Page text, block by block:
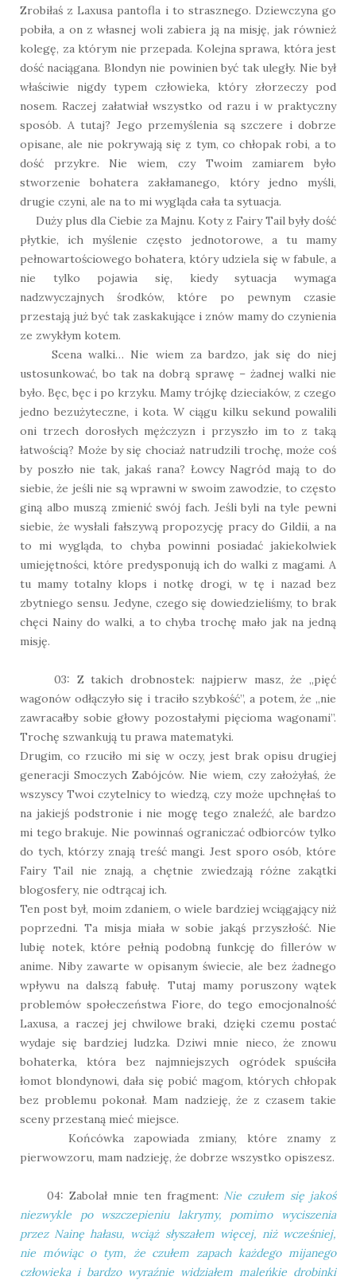
Zrobiłaś z Laxusa pantofla i to strasznego. Dziewczyna go
pobiła, a on z własnej woli zabiera ją na misję, jak również
kolegę, za którym nie przepada. Kolejna sprawa, która jest
dość naciągana. Blondyn nie powinien być tak uległy. Nie był
właściwie nigdy typem człowieka, który złorzeczy pod
nosem. Raczej załatwiał wszystko od razu i w praktyczny
sposób. A tutaj? Jego przemyślenia są szczere i dobrze
opisane, ale nie pokrywają się z tym, co chłopak robi, a to
dość przykre. Nie wiem, czy Twoim zamiarem było
stworzenie bohatera zakłamanego, który jedno myśli,
drugie czyni, ale na to mi wygląda cała ta sytuacja.
Duży plus dla Ciebie za Majnu. Koty z Fairy Tail były dość
płytkie, ich myślenie często jednotorowe, a tu mamy
pełnowartościowego bohatera, który udziela się w fabule, a
nie tylko pojawia się, kiedy sytuacja wymaga
nadzwyczajnych środków, które po pewnym czasie
przestają już być tak zaskakujące i znów mamy do czynienia
ze zwykłym kotem.
Scena walki… Nie wiem za bardzo, jak się do niej
ustosunkować, bo tak na dobrą sprawę – żadnej walki nie
było. Bęc, bęc i po krzyku. Mamy trójkę dzieciaków, z czego
jedno bezużyteczne, i kota. W ciągu kilku sekund powalili
oni trzech dorosłych mężczyzn i przyszło im to z taką
łatwością? Może by się chociaż natrudzili trochę, może coś
by poszło nie tak, jakaś rana? Łowcy Nagród mają to do
siebie, że jeśli nie są wprawni w swoim zawodzie, to często
giną albo muszą zmienić swój fach. Jeśli byli na tyle pewni
siebie, że wysłali fałszywą propozycję pracy do Gildii, a na
to mi wygląda, to chyba powinni posiadać jakiekolwiek
umiejętności, które predysponują ich do walki z magami. A
tu mamy totalny klops i notkę drogi, w tę i nazad bez
zbytniego sensu. Jedyne, czego się dowiedzieliśmy, to brak
chęci Nainy do walki, a to chyba trochę mało jak na jedną
misję.
03: Z takich drobnostek: najpierw masz, że „pięć
wagonów odłączyło się i traciło szybkość”, a potem, że „nie
zawracałby sobie głowy pozostałymi pięcioma wagonami”.
Trochę szwankują tu prawa matematyki.
Drugim, co rzuciło mi się w oczy, jest brak opisu drugiej
generacji Smoczych Zabójców. Nie wiem, czy założyłaś, że
wszyscy Twoi czytelnicy to wiedzą, czy może upchnęłaś to
na jakiejś podstronie i nie mogę tego znaleźć, ale bardzo
mi tego brakuje. Nie powinnaś ograniczać odbiorców tylko
do tych, którzy znają treść mangi. Jest sporo osób, które
Fairy Tail nie znają, a chętnie zwiedzają różne zakątki
blogosfery, nie odtrącaj ich.
Ten post był, moim zdaniem, o wiele bardziej wciągający niż
poprzedni. Ta misja miała w sobie jakąś przyszłość. Nie
lubię notek, które pełnią podobną funkcję do fillerów w
anime. Niby zawarte w opisanym świecie, ale bez żadnego
wpływu na dalszą fabułę. Tutaj mamy poruszony wątek
problemów społeczeństwa Fiore, do tego emocjonalność
Laxusa, a raczej jej chwilowe braki, dzięki czemu postać
wydaje się bardziej ludzka. Dziwi mnie nieco, że znowu
bohaterka, która bez najmniejszych ogródek spuściła
łomot blondynowi, dała się pobić magom, których chłopak
bez problemu pokonał. Mam nadzieję, że z czasem takie
sceny przestaną mieć miejsce.
Końcówka zapowiada zmiany, które znamy z
pierwowzoru, mam nadzieję, że dobrze wszystko opiszesz.
04: Zabolał mnie ten fragment: Nie czułem się jakoś
niezwykle po wszczepieniu lakrymy, pomimo wyciszenia
przez Nainę hałasu, wciąż słyszałem więcej, niż wcześniej,
nie mówiąc o tym, że czułem zapach każdego mijanego
człowieka i bardzo wyraźnie widziałem maleńkie drobinki